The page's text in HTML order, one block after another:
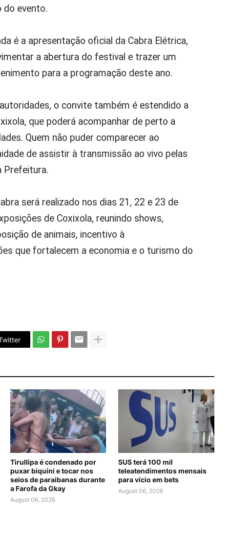
do evento.
é a apresentação oficial da Cabra Elétrica,
a abertura do festival e trazer um
para a programação deste ano.
o convite também é estendido a
que poderá acompanhar de perto a
Quem não puder comparecer ao
de assistir à transmissão ao vivo pelas
Prefeitura.
será realizado nos dias 21, 22 e 23 de
de Coxixola, reunindo shows,
de animais, incentivo à
que fortalecem a economia e o turismo do
Tirullipa é condenado por
puxar biquíni e tocar nos
seios de paraibanas durante
a Farofa da Gkay
August 06, 2026
SUS terá 100 mil
teleatendimentos mensais
para vício em bets
August 06, 2026